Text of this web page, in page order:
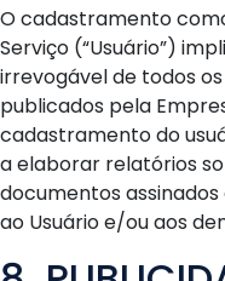
O cadastramento
Serviço (“Usuário”)
irrevogável de todos
publicados pela
cadastramento do
a elaborar relatórios
documentos
ao Usuário e/ou aos